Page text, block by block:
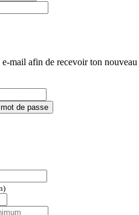
e-mail afin de recevoir ton nouveau
de passe